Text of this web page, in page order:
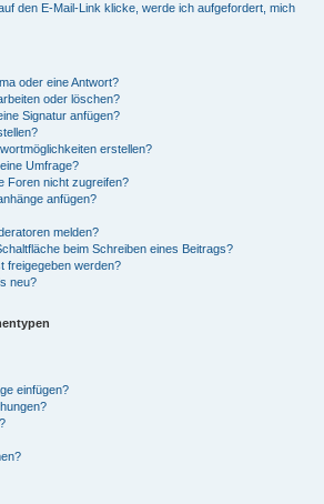
den E-Mail-Link klicke, werde ich aufgefordert, mich
oder eine Antwort?
oder löschen?
Signatur anfügen?
erstellen?
Umfrage?
Foren nicht zugreifen?
anfügen?
melden?
beim Schreiben eines Beitrags?
freigegeben werden?
neu?
einfügen?